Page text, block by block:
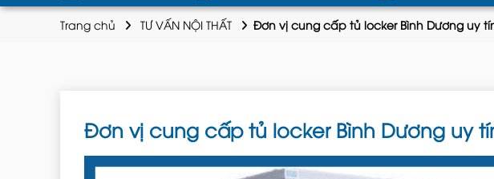
Trang chủ TƯ VẤN NỘI THẤT Đơn vị cung cấp tủ locker Bình Dương uy
Đơn vị cung cấp tủ locker Bình Dương uy